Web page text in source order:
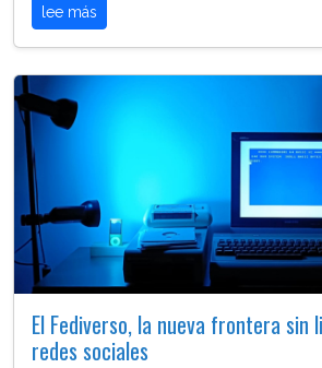
lee más
El Fediverso, la nueva frontera sin
redes sociales